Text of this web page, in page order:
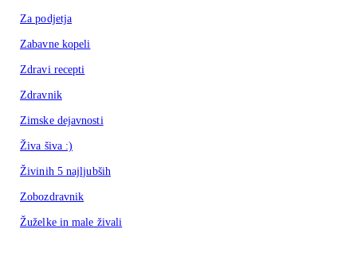
Za podjetja
Zabavne kopeli
Zdravi recepti
Zdravnik
Zimske dejavnosti
Živa šiva :)
Živinih 5 najljubših
Zobozdravnik
Žuželke in male živali